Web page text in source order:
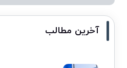
آخرین مطالب